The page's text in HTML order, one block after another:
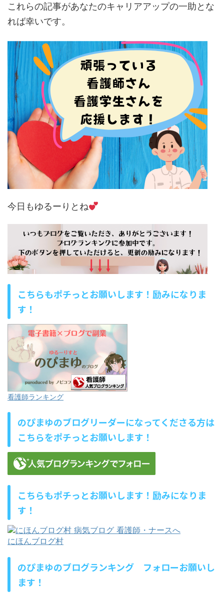
これらの記事があなたのキャリアアップの一助とな
れば幸いです。
今日もゆるーりとね
こちらもポチっとお願いします！励みになりま
す！
看護師ランキング
のぴまゆのブログリーダーになってくださる方は
こちらをポチっとお願いします！
こちらもポチっとお願いします！励みになりま
す！
にほんブログ村
のぴまゆのブログランキング フォローお願いし
ます！